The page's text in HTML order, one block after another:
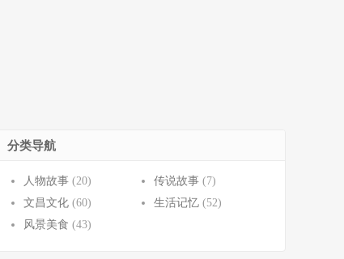
分类导航
人物故事 (20) 传说故事 (7)
文昌文化 (60) 生活记忆 (52)
风景美食 (43)